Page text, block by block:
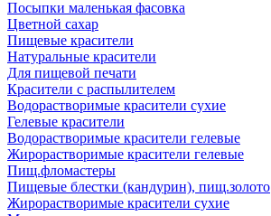
Посыпки маленькая фасовка
Цветной сахар
Пищевые красители
Натуральные красители
Для пищевой печати
Красители с распылителем
Водорастворимые красители сухие
Гелевые красители
Водорастворимые красители гелевые
Жирорастворимые красители гелевые
Пищ.фломастеры
Пищевые блестки (кандурин), пищ.золото
Жирорастворимые красители сухие